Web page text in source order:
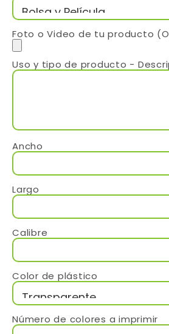
Foto o Video de tu producto
Uso y tipo de producto -
Ancho
Largo
Calibre
Color de plástico
Número de colores a imprimir